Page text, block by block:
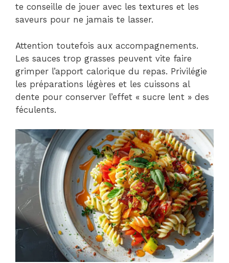
te conseille de jouer avec les textures et les
saveurs pour ne jamais te lasser.
Attention toutefois aux accompagnements.
Les sauces trop grasses peuvent vite faire
grimper l’apport calorique du repas. Privilégie
les préparations légères et les cuissons al
dente pour conserver l’effet « sucre lent » des
féculents.